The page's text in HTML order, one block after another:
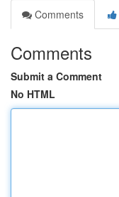
Comments
Comments
Submit a Comment
No HTML